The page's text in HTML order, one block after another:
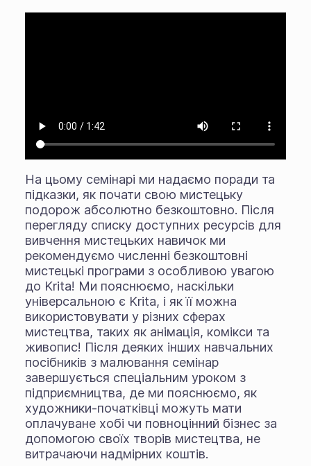
На цьому семінарі ми надаємо поради та
підказки, як почати свою мистецьку
подорож абсолютно безкоштовно. Після
перегляду списку доступних ресурсів для
вивчення мистецьких навичок ми
рекомендуємо численні безкоштовні
мистецькі програми з особливою увагою
до Krita! Ми пояснюємо, наскільки
універсальною є Krita, і як її можна
використовувати у різних сферах
мистецтва, таких як анімація, комікси та
живопис! Після деяких інших навчальних
посібників з малювання семінар
завершується спеціальним уроком з
підприємництва, де ми пояснюємо, як
художники-початківці можуть мати
оплачуване хобі чи повноцінний бізнес за
допомогою своїх творів мистецтва, не
витрачаючи надмірних коштів.